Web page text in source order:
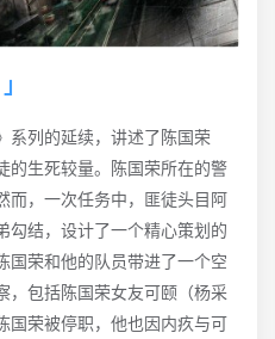
系列的延续，讲述了陈国荣
的生死较量。陈国荣所在的警
而，一次任务中，匪徒头目阿
勾结，设计了一个精心策划的
国荣和他的队员带进了一个空
，包括陈国荣女友可颐（杨采
国荣被停职，他也因内疚与可